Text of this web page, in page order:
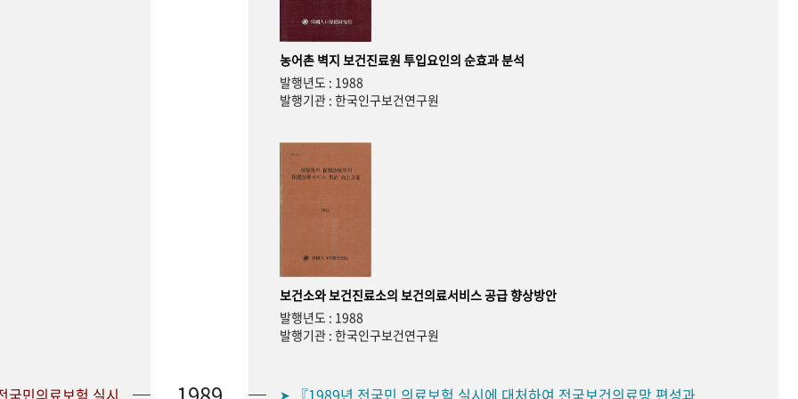
농어촌 벽지 보건진료원 투입요인의 순효과 분석
발행년도 : 1988
발행기관 : 한국인구보건연구원
보건소와 보건진료소의 보건의료서비스 공급 향상방안
발행년도 : 1988
발행기관 : 한국인구보건연구원
➤